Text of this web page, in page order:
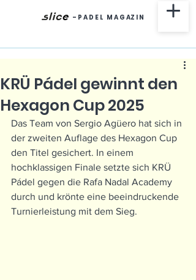
- P A D E L M A G AZ I N
KRÜ Pádel gewinnt den
Hexagon Cup 2025
Das Team von Sergio Agüero hat sich in
der zweiten Auflage des Hexagon Cup
den Titel gesichert. In einem
hochklassigen Finale setzte sich KRÜ
Pádel gegen die Rafa Nadal Academy
durch und krönte eine beeindruckende
Turnierleistung mit dem Sieg.